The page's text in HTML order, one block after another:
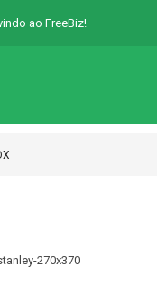
ao FreeBiz!